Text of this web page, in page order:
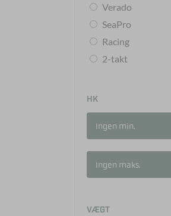
Verado
SeaPro
Racing
2-takt
HK
Ingen min.
Ingen maks.
VÆGT